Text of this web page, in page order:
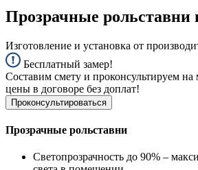
Прозрачные рольставни
Изготовление и установка от
Бесплатный замер!
Составим смету и проконсультируем на
цены в договоре без доплат!
Проконсультироваться
Прозрачные рольставни
Светопрозрачность до 90% –